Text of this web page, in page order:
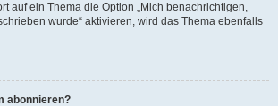
auf ein Thema die Option „Mich benachrichtigen,
wurde“ aktivieren, wird das Thema ebenfalls
abonnieren?